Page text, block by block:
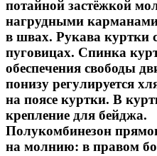
потайной застёжкой
нагрудными
в швах. Рукава куртки
пуговицах. Спинка
обеспечения свободы
понизу регулируется
на поясе куртки. В
крепление для бейджа.
Полукомбинезон
на молнию: в правом